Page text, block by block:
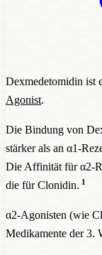
Dexmedetomidin ist
Agonist.
Die Bindung von
stärker als an α1-
Die Affinität für α2-
die für Clonidin. 1
α2-Agonisten (wie
Medikamente der 3.